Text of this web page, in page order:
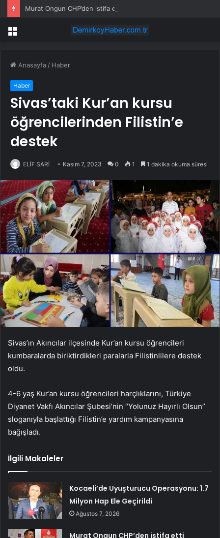
Murat Ongun CHP’den istifa etti
Menü
Anasayfa / Haber
Haber
Sivas’taki Kur’an kursu
öğrencilerinden Filistin’e
destek
ELİF SARİ Kasım 7, 2023 0 1 1 dakika okuma süresi
Sivas’ın Akıncılar ilçesinde Kur’an kursu öğrencileri
kumbaralarda biriktirdikleri paralarla Filistinlilere destek
oldu.
4-6 yaş Kur’an kursu öğrencileri harçlıklarını, Türkiye
Diyanet Vakfı Akıncılar Şubesi’nin “Yolunuz Hayırlı Olsun”
sloganıyla başlattığı Filistin’e yardım kampanyasına
bağışladı.
İlgili Makaleler
Kocaeli’de Uyuşturucu Operasyonu: 1.7
Milyon Hap Ele Geçirildi
Ağustos 7, 2026
Murat Ongun CHP’den istifa etti